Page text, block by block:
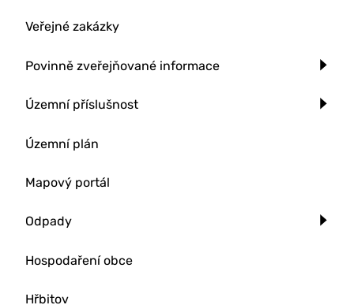
Veřejné zakázky
Povinně zveřejňované informace
Územní příslušnost
Územní plán
Mapový portál
Odpady
Hospodaření obce
Hřbitov